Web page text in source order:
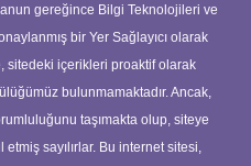
gereğince Bilgi Teknolojileri ve
bir Yer Sağlayıcı olarak
sitedeki içerikleri proaktif olarak
bulunmamaktadır. Ancak,
taşımakta olup, siteye
sayılırlar. Bu internet sitesi,